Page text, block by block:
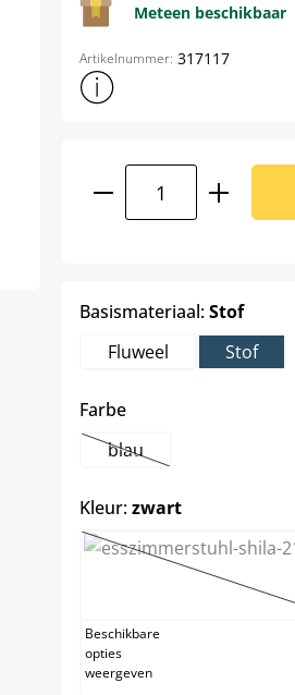
Meteen beschikbaar
Artikelnummer: 317117
Toon meer productinformatie
Basismateriaal:Stofselect
Fluweel
Stof
Farbeselect
blau(Deze optie is
Kleur:zwartselect
beige
(Deze
Beschikbare
opties
weergeven